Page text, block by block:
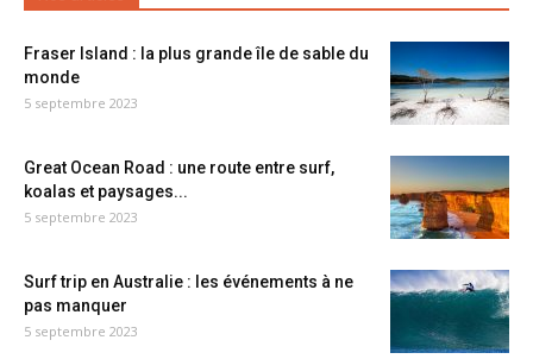
Fraser Island : la plus grande île de sable du
monde
5 septembre 2023
Great Ocean Road : une route entre surf,
koalas et paysages...
5 septembre 2023
Surf trip en Australie : les événements à ne
pas manquer
5 septembre 2023